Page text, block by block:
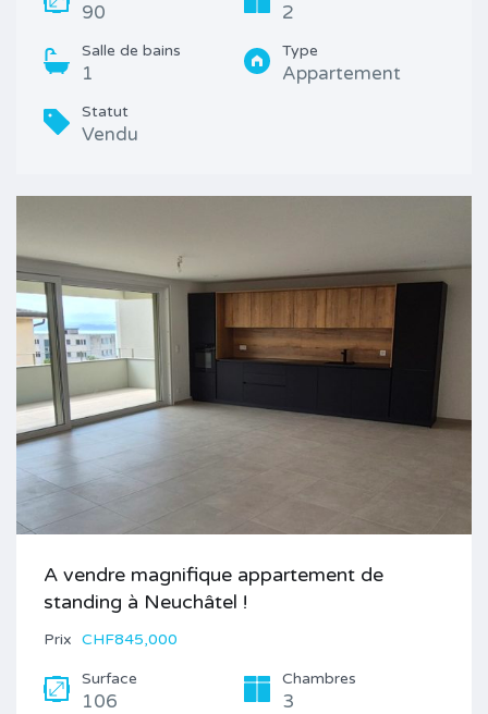
90 2
Salle de bains
1
Type
Appartement
Statut
Vendu
A vendre magnifique appartement de
standing à Neuchâtel !
Prix CHF845,000
Surface
106
Chambres
3